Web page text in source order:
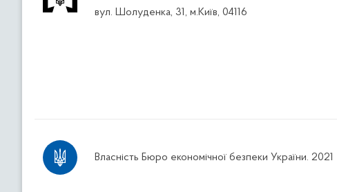
вул. Шолуденка, 31, м.Київ, 04116
Власність Бюро економічної безпеки України. 2021